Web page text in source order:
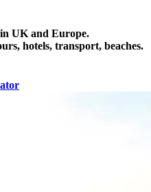
UK and Europe.
hotels, transport, beaches.